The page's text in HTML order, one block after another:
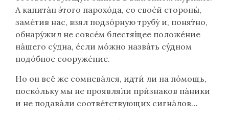
А капита́н э́того парохо́да, со свое́й стороны́,
заме́тив нас, взял подзо́рную трубу́ и, поня́тно,
обнару́жил не совсе́м блестя́щее положе́ние
на́шего су́дна, е́сли мо́жно назва́ть су́дном
подо́бное сооруже́ние.
Но он всё же сомнева́лся, идти́ ли на по́мощь,
поско́льку мы не проявля́ли при́знаков па́ники
и не подава́ли соотве́тствующих сигна́лов…